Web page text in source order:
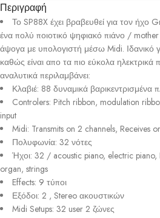
Περιγραφή
Το SP88X έχει βραβευθεί για τον ήχο
ένα πολύ ποιοτικό ψηφιακό πιάνο /
άψογα με υπολογιστή μέσω Midi. Ιδανικό
καθώς είναι απο τα πιο εύκολα ηλεκτρικά
αναλυτικά περιλαμβάνει:
Κλαβιέ: 88 δυναμικά βαρικεντρισμένα
Controlers: Pitch ribbon, modulation
input
Midi: Transmits on 2 channels, Receives
Πολυφωνία: 32 νότες
Ήχοι: 32 / acoustic piano, electric piano,
organ, strings
Effects: 9 τύποι
Εξόδοι: 2 , Stereo ακουστικών
Midi Setups: 32 user 2 ζώνες